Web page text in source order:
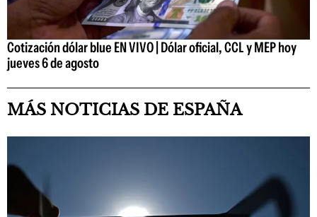
Cotización dólar blue EN VIVO | Dólar oficial, CCL y MEP hoy
jueves 6 de agosto
MÁS NOTICIAS DE ESPAÑA